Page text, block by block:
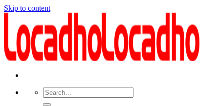
Skip to content